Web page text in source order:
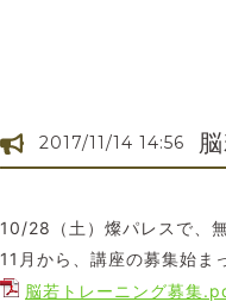
2017/11/14 14:56
10/28（土）燦パレスで、
11月から、講座の募集始ま
脳若トレーニング募集